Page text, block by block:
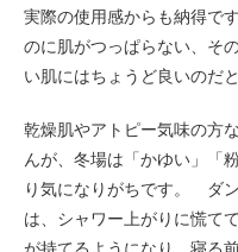
実際の使用感からも納得で
のに肌がつっぱらない、そ
い肌にはちょうど良いのだ
乾燥肌やアトピー気味の方
んが、冬場は「かゆい」「
り気になりがちです。 ダ
は、シャワー上がりに慌て